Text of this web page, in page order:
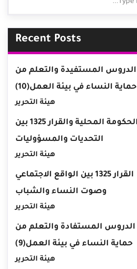
Recent Posts
الدروس المستفيدة والتعلم من
حماية النساء في بيئة العمل(10)
هيئة التحرير
الحكومة المحلية والقرار 1325 بين
التحديات والمسؤوليات
هيئة التحرير
القرار 1325 بين الواقع الاجتماعي
وصوت النساء والشباب
هيئة التحرير
الدروس المستفادة والتعلم من
حماية النساء في بيئة العمل(9)
هيئة التحرير